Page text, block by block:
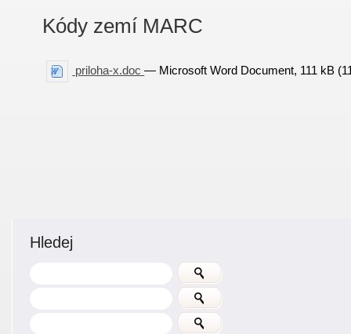
Kódy zemí MARC
priloha-x.doc— Microsoft Word Document, 111 kB
Hledej